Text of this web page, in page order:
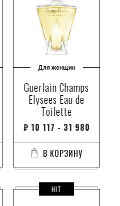
Для женщин
Guerlain Champs
Elysees Eau de
Toilette
₽ 10 117 - 31 980
В КОРЗИНУ
HIT